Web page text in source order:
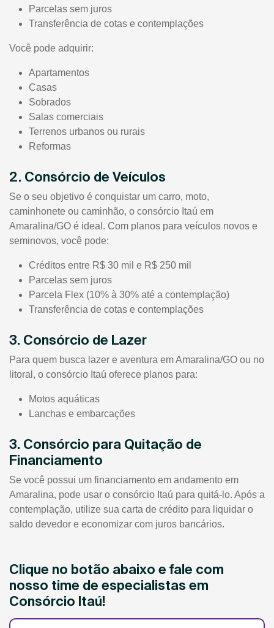
Parcelas sem juros
Transferência de cotas e contemplações
Você pode adquirir:
Apartamentos
Casas
Sobrados
Salas comerciais
Terrenos urbanos ou rurais
Reformas
2. Consórcio de Veículos
Se o seu objetivo é conquistar um carro, moto,
caminhonete ou caminhão, o consórcio Itaú em
Amaralina/GO é ideal. Com planos para veículos novos e
seminovos, você pode:
Créditos entre R$ 30 mil e R$ 250 mil
Parcelas sem juros
Parcela Flex (10% à 30% até a contemplação)
Transferência de cotas e contemplações
3. Consórcio de Lazer
Para quem busca lazer e aventura em Amaralina/GO ou no
litoral, o consórcio Itaú oferece planos para:
Motos aquáticas
Lanchas e embarcações
3. Consórcio para Quitação de
Financiamento
Se você possui um financiamento em andamento em
Amaralina, pode usar o consórcio Itaú para quitá-lo. Após a
contemplação, utilize sua carta de crédito para liquidar o
saldo devedor e economizar com juros bancários.
Clique no botão abaixo e fale com
nosso time de especialistas em
Consórcio Itaú!